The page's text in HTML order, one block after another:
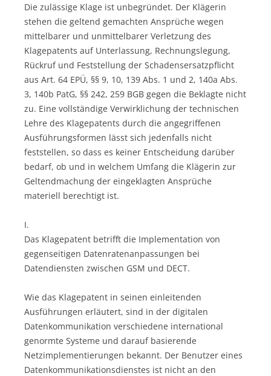
Die zulässige Klage ist unbegründet. Der Klägerin
stehen die geltend gemachten Ansprüche wegen
mittelbarer und unmittelbarer Verletzung des
Klagepatents auf Unterlassung, Rechnungslegung,
Rückruf und Feststellung der Schadensersatzpflicht
aus Art. 64 EPÜ, §§ 9, 10, 139 Abs. 1 und 2, 140a Abs.
3, 140b PatG, §§ 242, 259 BGB gegen die Beklagte nicht
zu. Eine vollständige Verwirklichung der technischen
Lehre des Klagepatents durch die angegriffenen
Ausführungsformen lässt sich jedenfalls nicht
feststellen, so dass es keiner Entscheidung darüber
bedarf, ob und in welchem Umfang die Klägerin zur
Geltendmachung der eingeklagten Ansprüche
materiell berechtigt ist.
I.
Das Klagepatent betrifft die Implementation von
gegenseitigen Datenratenanpassungen bei
Datendiensten zwischen GSM und DECT.
Wie das Klagepatent in seinen einleitenden
Ausführungen erläutert, sind in der digitalen
Datenkommunikation verschiedene international
genormte Systeme und darauf basierende
Netzimplementierungen bekannt. Der Benutzer eines
Datenkommunikationsdienstes ist nicht an den